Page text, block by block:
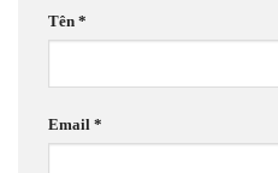
Tên *
Email *